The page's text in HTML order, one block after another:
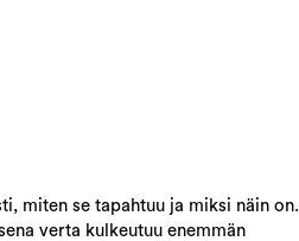
miten se tapahtuu ja miksi näin on.
verta kulkeutuu enemmän